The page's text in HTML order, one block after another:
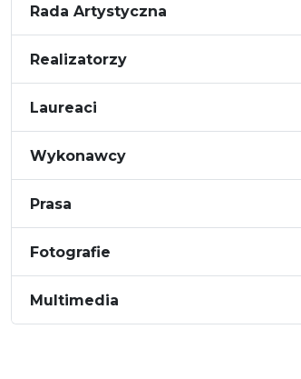
Rada Artystyczna
Realizatorzy
Laureaci
Wykonawcy
Prasa
Fotografie
Multimedia